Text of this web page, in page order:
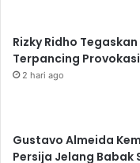
Rizky Ridho
Terpancing
2 hari ago
Gustavo Almeida
Persija Jelang Babak